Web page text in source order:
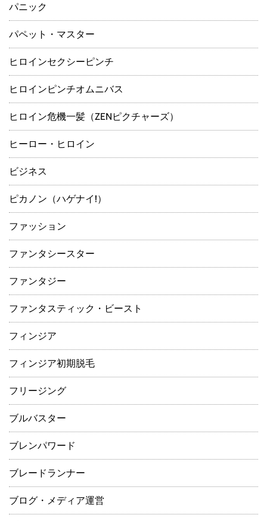
パニック
パペット・マスター
ヒロインセクシーピンチ
ヒロインピンチオムニバス
ヒロイン危機一髪（ZENピクチャーズ）
ヒーロー・ヒロイン
ビジネス
ピカノン（ハゲナイ!）
ファッション
ファンタシースター
ファンタジー
ファンタスティック・ビースト
フィンジア
フィンジア初期脱毛
フリージング
ブルバスター
ブレンパワード
ブレードランナー
ブログ・メディア運営